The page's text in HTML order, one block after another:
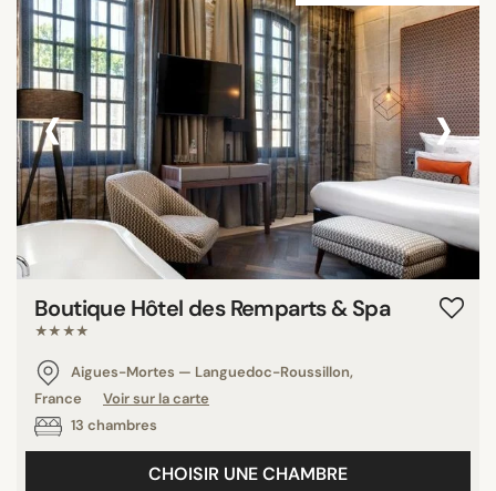
‹ ›
Boutique Hôtel des Remparts & Spa
★★★★
Aigues-Mortes — Languedoc-Roussillon,
France
Voir sur la carte
13 chambres
CHOISIR UNE CHAMBRE